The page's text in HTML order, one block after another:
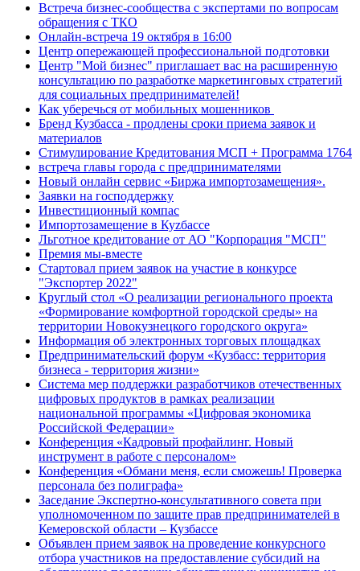
Встреча бизнес-сообщества с экспертами по вопросам
обращения с ТКО
Онлайн-встреча 19 октября в 16:00
Центр опережающей профессиональной подготовки
Центр "Мой бизнес" приглашает вас на расширенную
консультацию по разработке маркетинговых стратегий
для социальных предпринимателей!
Как уберечься от мобильных мошенников
Бренд Кузбасса - продлены сроки приема заявок и
материалов
Стимулирование Кредитования МСП + Программа 1764
встреча главы города с предпринимателями
Новый онлайн сервис «Биржа импортозамещения».
Заявки на господдержку
Инвестиционный компас
Импортозамещение в Куzбассе
Льготное кредитование от АО "Корпорация "МСП"
Премия мы-вместе
Стартовал прием заявок на участие в конкурсе
"Экспортер 2022"
Круглый стол «О реализации регионального проекта
«Формирование комфортной городской среды» на
территории Новокузнецкого городского округа»
Информация об электронных торговых площадках
Предпринимательский форум «Кузбасс: территория
бизнеса - территория жизни»
Система мер поддержки разработчиков отечественных
цифровых продуктов в рамках реализации
национальной программы «Цифровая экономика
Российской Федерации»
Конференция «Кадровый профайлинг. Новый
инструмент в работе с персоналом»
Конференция «Обмани меня, если сможешь! Проверка
персонала без полиграфа»
Заседание Экспертно-консультативного совета при
уполномоченном по защите прав предпринимателей в
Кемеровской области – Кузбассе
Объявлен прием заявок на проведение конкурсного
отбора участников на предоставление субсидий на